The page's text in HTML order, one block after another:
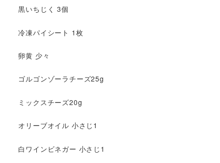
黒いちじく 3個
冷凍パイシート 1枚
卵黄 少々
ゴルゴンゾーラチーズ25g
ミックスチーズ20g
オリーブオイル 小さじ1
白ワインビネガー 小さじ1